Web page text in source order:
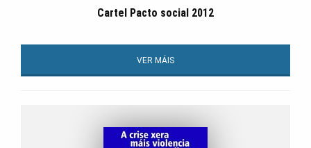
Cartel Pacto social 2012
VER MÁIS